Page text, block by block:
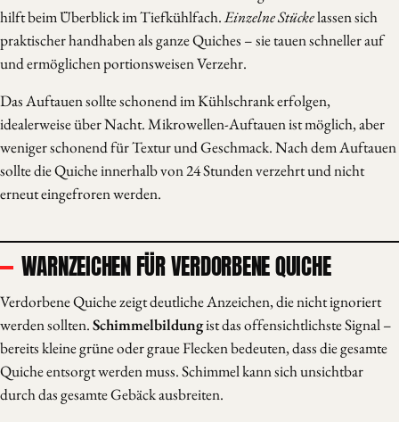
hilft beim Überblick im Tiefkühlfach.Einzelne Stückelassen sich
praktischer handhaben als ganze Quiches – sie tauen schneller auf
und ermöglichen portionsweisen Verzehr.
Das Auftauen sollte schonend im Kühlschrank erfolgen,
idealerweise über Nacht. Mikrowellen-Auftauen ist möglich, aber
weniger schonend für Textur und Geschmack. Nach dem Auftauen
sollte die Quiche innerhalb von 24 Stunden verzehrt und nicht
erneut eingefroren werden.
WARNZEICHEN FÜR VERDORBENE QUICHE
Verdorbene Quiche zeigt deutliche Anzeichen, die nicht ignoriert
werden sollten.Schimmelbildungist das offensichtlichste Signal –
bereits kleine grüne oder graue Flecken bedeuten, dass die gesamte
Quiche entsorgt werden muss. Schimmel kann sich unsichtbar
durch das gesamte Gebäck ausbreiten.